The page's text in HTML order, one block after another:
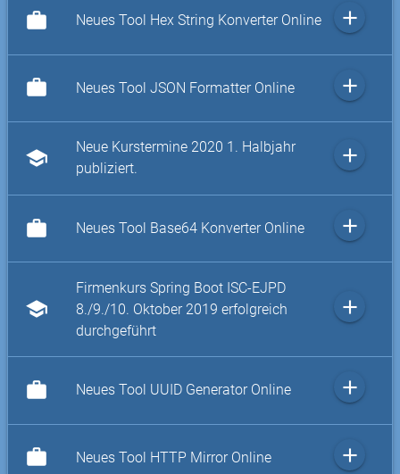
work Neues Tool Hex String Konverter Online add
work Neues Tool JSON Formatter Online add
school
Neue Kurstermine 2020 1. Halbjahr
publiziert.
add
work Neues Tool Base64 Konverter Online add
school
Firmenkurs Spring Boot ISC-EJPD
8./9./10. Oktober 2019 erfolgreich
durchgeführt
add
work Neues Tool UUID Generator Online add
work Neues Tool HTTP Mirror Online add